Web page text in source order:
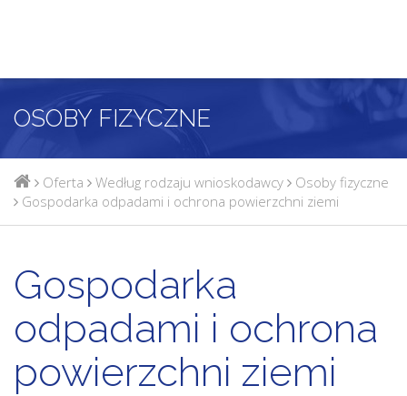
OSOBY FIZYCZNE
Oferta Według rodzaju wnioskodawcy
Osoby fizyczne
Gospodarka​ ​odpadami​ i ochrona powierzchni​ ziemi
Gospodarka​ ​
odpadami​ i ochrona
powierzchni​ ziemi